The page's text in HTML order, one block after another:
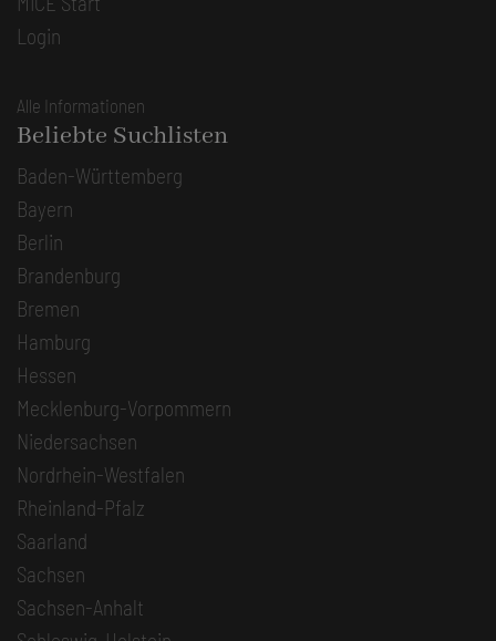
Login
Alle Informationen
Beliebte Suchlisten
Baden-Württemberg
Bayern
Berlin
Brandenburg
Bremen
Hamburg
Hessen
Mecklenburg-Vorpommern
Niedersachsen
Nordrhein-Westfalen
Rheinland-Pfalz
Saarland
Sachsen
Sachsen-Anhalt